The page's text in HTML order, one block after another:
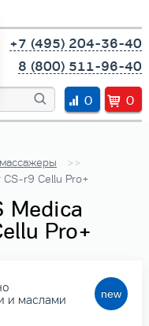
+7 (495) 204-36-40
8 (800) 511-96-40
0
0
CS-r9 Cellu Pro+
Medica
Pro+
и маслами